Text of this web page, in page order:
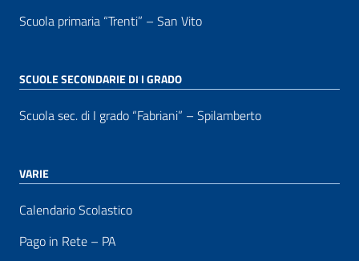
Scuola primaria “Trenti” – San Vito
SCUOLE SECONDARIE DI I GRADO
Scuola sec. di I grado “Fabriani” – Spilamberto
VARIE
Calendario Scolastico
Pago in Rete – PA